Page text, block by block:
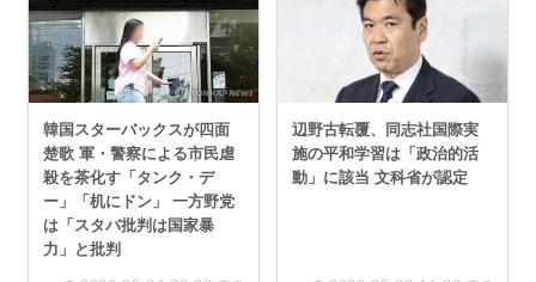
韓国スターバックスが四面
楚歌 軍・警察による市民虐
殺を茶化す「タンク・デ
ー」「机にドン」 一方野党
は「スタバ批判は国家暴
力」と批判
辺野古転覆、同志社国際実
施の平和学習は「政治的活
動」に該当 文科省が認定